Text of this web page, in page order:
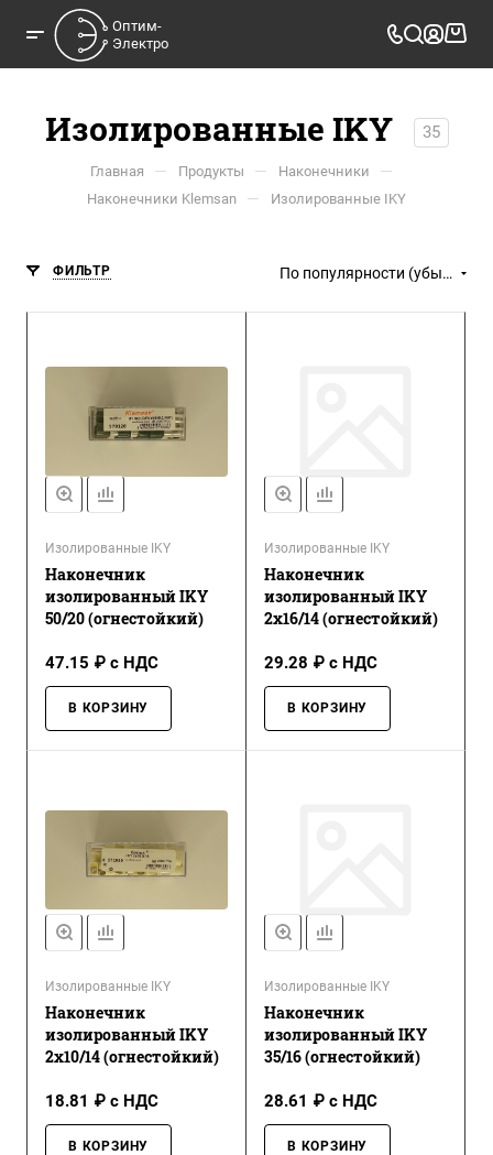
Оптим-
Электро
Изолированные IKY 35
Главная — Продукты — Наконечники —
Наконечники Klemsan — Изолированные IKY
ФИЛЬТР По популярности (убывание)
Изолированные IKY
Наконечник
изолированный IKY
50/20 (огнестойкий)
47.15 ₽ с НДС
В КОРЗИНУ
Изолированные IKY
Наконечник
изолированный IKY
2x16/14 (огнестойкий)
29.28 ₽ с НДС
В КОРЗИНУ
Изолированные IKY
Наконечник
изолированный IKY
2x10/14 (огнестойкий)
18.81 ₽ с НДС
В КОРЗИНУ
Изолированные IKY
Наконечник
изолированный IKY
35/16 (огнестойкий)
28.61 ₽ с НДС
В КОРЗИНУ